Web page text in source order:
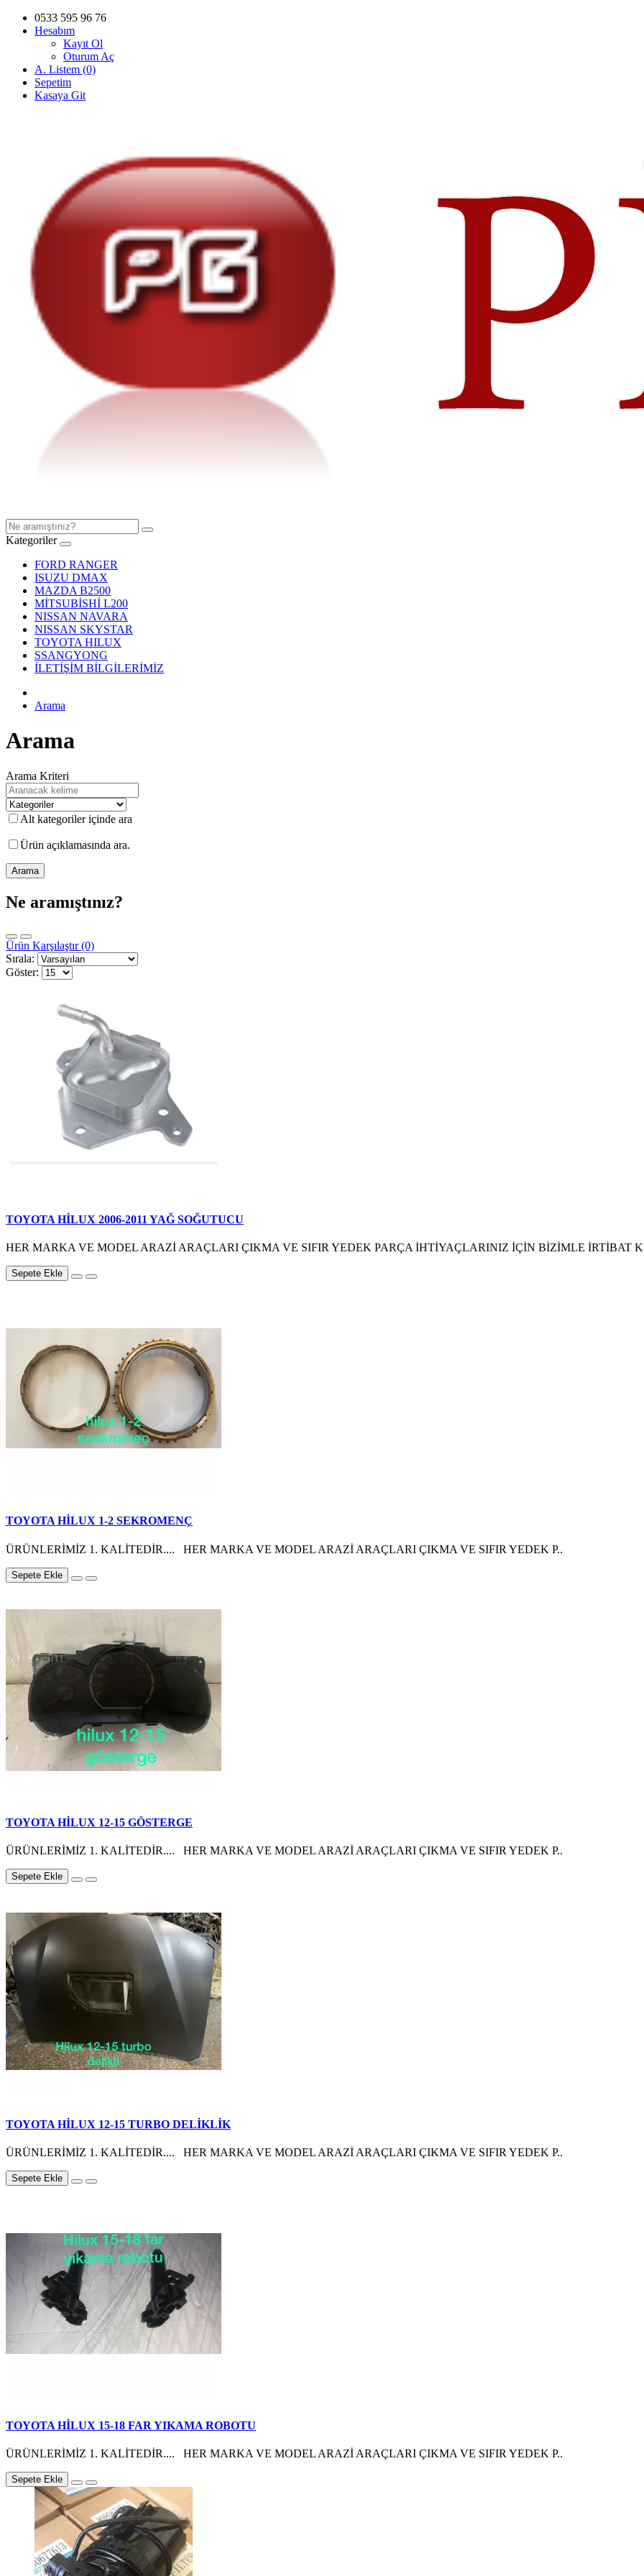
0533 595 96 76
Hesabım
Kayıt Ol
Oturum Aç
A. Listem (0)
Sepetim
Kasaya Git
Kategoriler
FORD RANGER
ISUZU DMAX
MAZDA B2500
MİTSUBİSHİ L200
NISSAN NAVARA
NISSAN SKYSTAR
TOYOTA HILUX
SSANGYONG
İLETİŞİM BİLGİLERİMİZ
Arama
Arama
Arama Kriteri
Alt kategoriler içinde ara
Ürün açıklamasında ara.
Ne aramıştınız?
Ürün Karşılaştır (0)
Sırala:
Göster:
TOYOTA HİLUX 2006-2011 YAĞ SOĞUTUCU
HER MARKA VE MODEL ARAZİ ARAÇLARI ÇIKMA VE SIFIR YEDEK PARÇA İHTİYAÇLARINIZ İÇİN BİZİMLE İRTİBAT
Sepete Ekle
TOYOTA HİLUX 1-2 SEKROMENÇ
ÜRÜNLERİMİZ 1. KALİTEDİR.... HER MARKA VE MODEL ARAZİ ARAÇLARI ÇIKMA VE SIFIR YEDEK P..
Sepete Ekle
TOYOTA HİLUX 12-15 GÖSTERGE
ÜRÜNLERİMİZ 1. KALİTEDİR.... HER MARKA VE MODEL ARAZİ ARAÇLARI ÇIKMA VE SIFIR YEDEK P..
Sepete Ekle
TOYOTA HİLUX 12-15 TURBO DELİKLİK
ÜRÜNLERİMİZ 1. KALİTEDİR.... HER MARKA VE MODEL ARAZİ ARAÇLARI ÇIKMA VE SIFIR YEDEK P..
Sepete Ekle
TOYOTA HİLUX 15-18 FAR YIKAMA ROBOTU
ÜRÜNLERİMİZ 1. KALİTEDİR.... HER MARKA VE MODEL ARAZİ ARAÇLARI ÇIKMA VE SIFIR YEDEK P..
Sepete Ekle